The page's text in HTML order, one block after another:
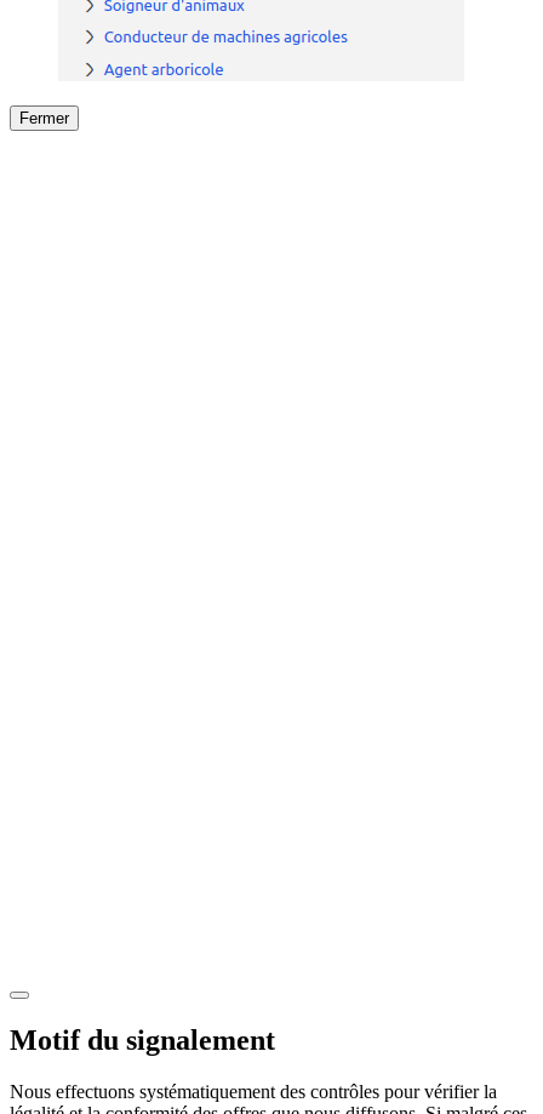
Fermer
Motif du signalement
Nous effectuons systématiquement des contrôles pour vérifier la